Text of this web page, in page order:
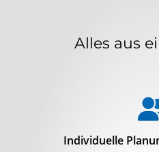
Alles aus
Individuelle